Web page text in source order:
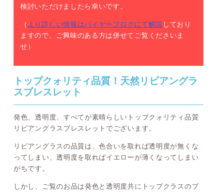
検討いただけましたら幸いです。
（ より詳しい情報はバイヤーブログにて解説 しており
ますので、ご興味のある方は併せてご覧くださいま
せ）
トップクォリティ品質！天然リビアングラ
スブレスレット
発色、透明度、すべてが素晴らしいトップクォリティ品質
リビアングラスブレスレットでございます。
リビアングラスの品質は、色合いを取れば透明度が無くな
ってしまい、透明度を取ればイエローが薄くなってしまい
がちです。
しかし、ご覧のお品は発色と透明度共にトップクラスのブ